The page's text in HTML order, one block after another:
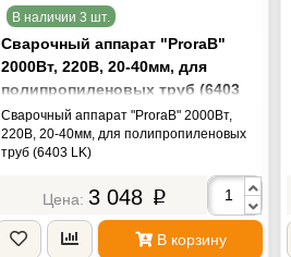
В наличии 3 шт.
Сварочный аппарат "ProraB"
2000Вт, 220В, 20-40мм, для
полипропиленовых труб (6403
LK)
Сварочный аппарат "ProraB" 2000Вт,
220В, 20-40мм, для полипропиленовых
труб (6403 LK)
3 048 p
В корзину